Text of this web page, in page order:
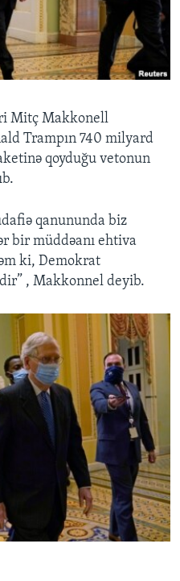
Mitç Makkonell
Trampın 740 milyard
qoyduğu vetonun
qanununda biz
bir müddəanı ehtiva
ki, Demokrat
, Makkonnel deyib.